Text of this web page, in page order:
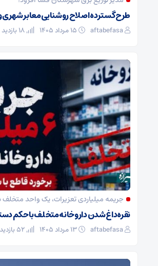
طرح گسترده اصلاح روشنایی معابر شهری
aftabefasa
جریمه میلیاردی تعزیرات، یک واحد متخلف
نقره‌داغ شدن داروخانه متخلف با حکم
aftabefasa